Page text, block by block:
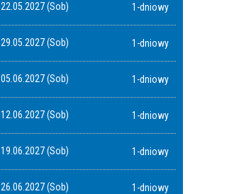
22.05.2027 (Sob) 1-dniowy
29.05.2027 (Sob) 1-dniowy
05.06.2027 (Sob) 1-dniowy
12.06.2027 (Sob) 1-dniowy
19.06.2027 (Sob) 1-dniowy
26.06.2027 (Sob) 1-dniowy